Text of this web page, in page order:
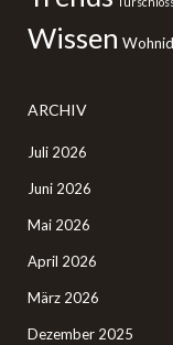
Wissen
ARCHIV
Juli 2026
Juni 2026
Mai 2026
April 2026
März 2026
Dezember 2025